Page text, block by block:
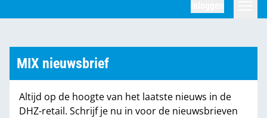
DHZ Sessie
Marktcijfers
Partners
MIX nieuwsbrief
Altijd op de hoogte van het laatste nieuws in de
DHZ-retail. Schrijf je nu in voor de nieuwsbrieven